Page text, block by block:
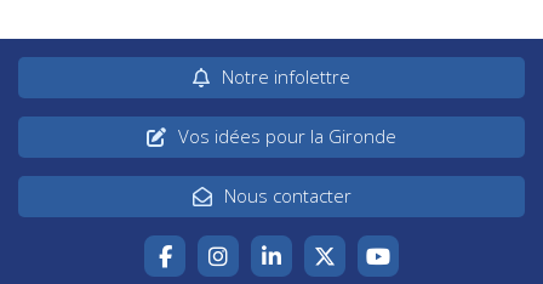
Notre infolettre
Vos idées pour la Gironde
Nous contacter